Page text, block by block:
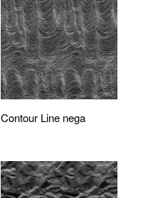
Contour Line nega